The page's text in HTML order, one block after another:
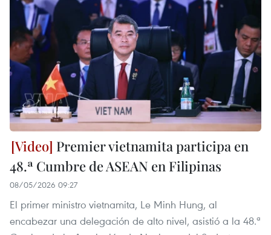
Premier vietnamita participa en
48.ª Cumbre de ASEAN en Filipinas
08/05/2026 09:27
El primer ministro vietnamita, Le Minh Hung, al
encabezar una delegación de alto nivel, asistió a la 48.ª